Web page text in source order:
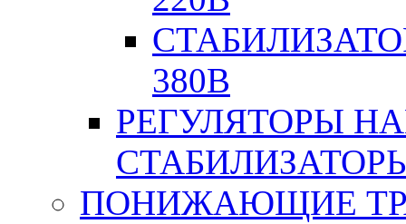
380В
РЕГУЛЯТОРЫ
ПОНИЖАЮЩИЕ